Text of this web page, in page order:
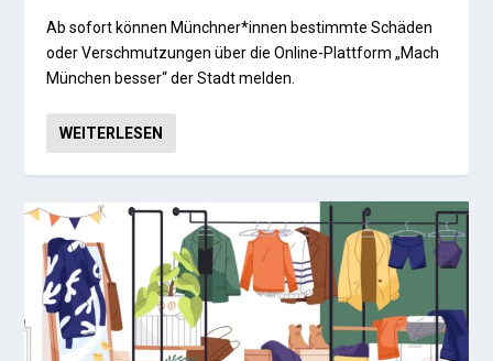
Ab sofort können Münchner*innen bestimmte Schäden
oder Verschmutzungen über die Online-Plattform „Mach
München besser“ der Stadt melden.
WEITERLESEN